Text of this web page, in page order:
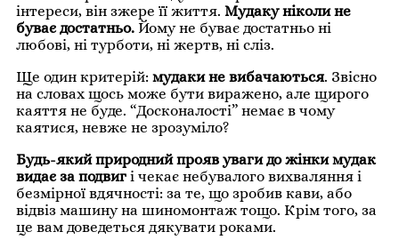
інтереси, він зжере її життя. Мудаку ніколи не
буває достатньо. Йому не буває достатньо ні
любові, ні турботи, ні жертв, ні сліз.
Ще один критерій: мудаки не вибачаються. Звісно
на словах щось може бути виражено, але щирого
каяття не буде. “Досконалості” немає в чому
каятися, невже не зрозуміло?
Будь-який природний прояв уваги до жінки мудак
видає за подвиг і чекає небувалого вихваляння і
безмірної вдячності: за те, що зробив кави, або
відвіз машину на шиномонтаж тощо. Крім того, за
це вам доведеться дякувати роками.